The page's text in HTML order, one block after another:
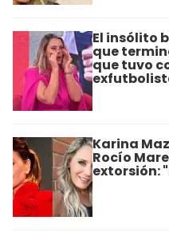
El insólito
que
que tuvo
Karina
Rocío
extorsión: